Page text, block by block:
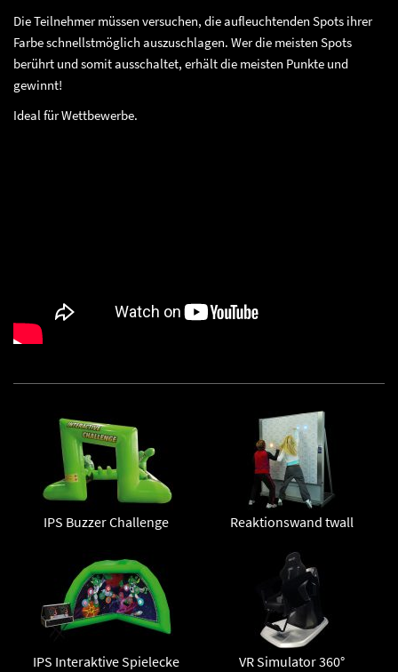
Die Teilnehmer müssen versuchen, die aufleuchtenden Spots ihrer
Farbe schnellstmöglich auszuschlagen. Wer die meisten Spots
berührt und somit ausschaltet, erhält die meisten Punkte und
gewinnt!
Ideal für Wettbewerbe.
IPS Buzzer Challenge Reaktionswand twall
IPS Interaktive Spielecke VR Simulator 360°